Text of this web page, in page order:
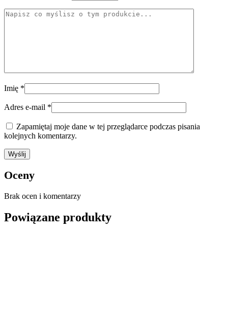
Imię *
Adres e-mail *
Zapamiętaj moje dane w tej przeglądarce podczas pisania
kolejnych komentarzy.
Oceny
Brak ocen i komentarzy
Powiązane produkty